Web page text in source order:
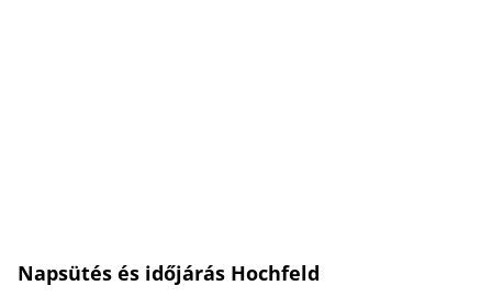
Napsütés és időjárás Hochfeld